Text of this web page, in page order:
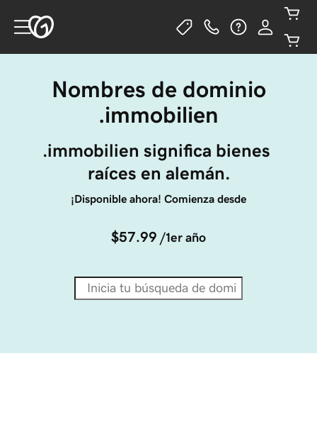
Nombres de dominio
.immobilien
.immobilien significa bienes
raíces en alemán.
¡Disponible ahora! Comienza desde
$57.99 /1er año